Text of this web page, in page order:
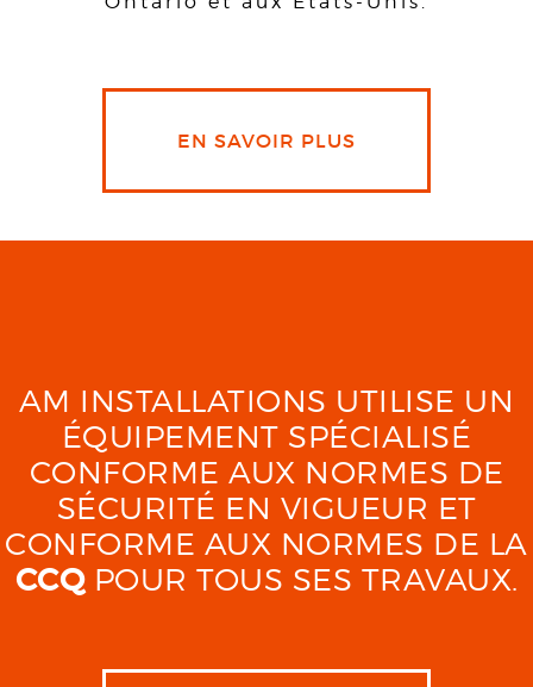
EN SAVOIR PLUS
AM INSTALLATIONS UTILISE UN
ÉQUIPEMENT SPÉCIALISÉ
CONFORME AUX NORMES DE
SÉCURITÉ EN VIGUEUR ET
CONFORME AUX NORMES DE LA
CCQPOUR TOUS SES TRAVAUX.